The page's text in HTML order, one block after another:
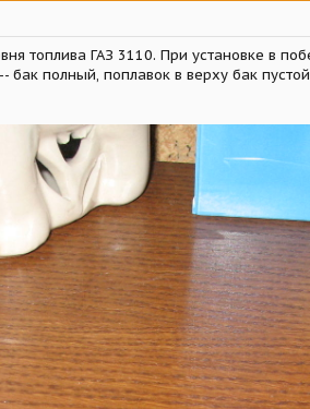
топлива ГАЗ 3110. При установке в
бак полный, поплавок в верху бак